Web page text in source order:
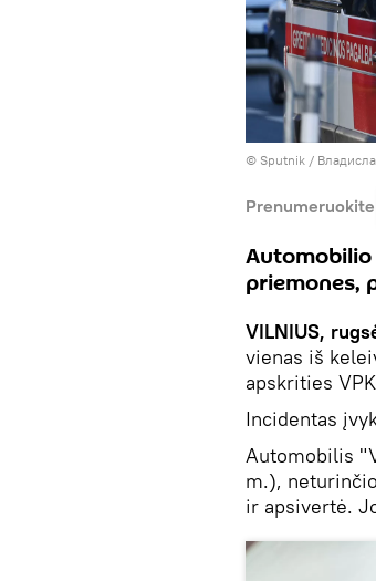
© Sputnik /
Prenumeruokite
priemones,
VILNIUS,
vienas iš
apskrities
Incidentas
Automobilis
m.),
ir apsivertė.